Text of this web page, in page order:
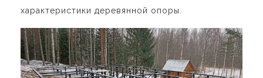
характеристики деревянной опоры.